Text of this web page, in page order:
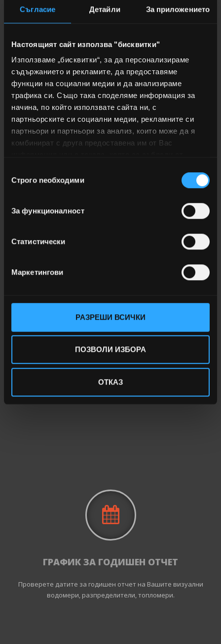
Съгласие Детайли За приложението
Настоящият сайт използва "бисквитки"
Използваме „бисквитки“, за да персонализираме
съдържанието и рекламите, да предоставяме
функции на социални медии и да анализираме
трафика си. Също така споделяме информация за
начина, по който използвате сайта ни, с
партньорските си социални медии, рекламните си
партньори и партньори за анализ, които може да я
комбинират с друга предоставена им от Вас
наСтрого nеобходими
За функционалност
Статистически
Маркетингови
РАЗРЕШИ ВСИЧКИ
ПОЗВОЛИ ИЗБОРА
ОТКАЗ
Изпратете заявление, писмо, рекламация, получете
ОТЧЕТИ НА РАДИОУРЕДИ
Проверете отчетите на Вашите дистанционни уреди.
ГРАФИК ЗА ГОДИШЕН ОТЧЕТ
Проверете датите за годишен отчет на Вашите визуални
водомери, разпределители, топломери.